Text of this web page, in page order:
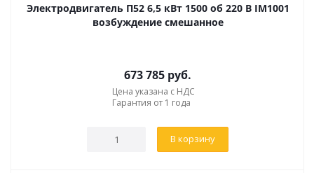
Электродвигатель П52 6,5 кВт 1500 об 220 В IM1001
возбуждение смешанное
673 785 руб.
Цена указана с НДС
Гарантия от 1 года
В корзину